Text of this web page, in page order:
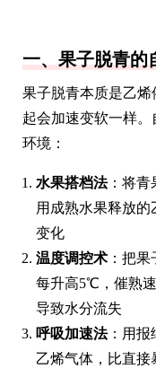
一、果子脱青的
果子脱青本质是乙
起会加速变软一样
环境：
水果搭档法：将青
用成熟水果释放的
变化
温度调控术 ：把
每升高5℃，催熟
导致水分流失
呼吸加速法：用报
乙烯气体，比直接